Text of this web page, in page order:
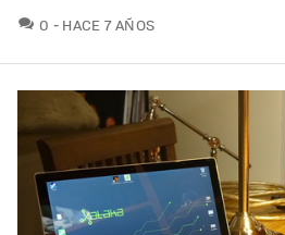
0 COMENTARIOS
HACE 7 AÑOS